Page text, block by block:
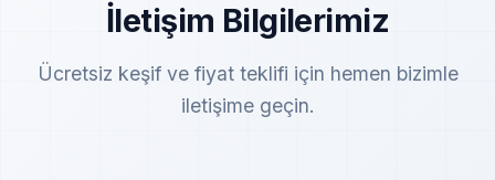
İletişim Bilgilerimiz
Ücretsiz keşif ve fiyat teklifi için hemen bizimle
iletişime geçin.